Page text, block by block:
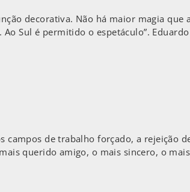
decorativa. Não há maior magia que
Sul é permitido o espetáculo”.
campos de trabalho forçado, a rejeição
querido amigo, o mais sincero, o